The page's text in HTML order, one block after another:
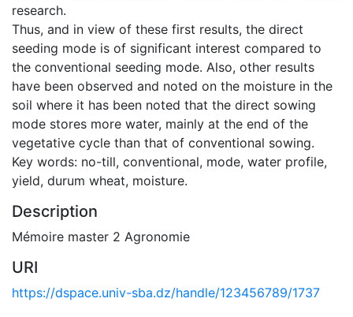
research.
Thus, and in view of these first results, the direct
seeding mode is of significant interest compared to
the conventional seeding mode. Also, other results
have been observed and noted on the moisture in the
soil where it has been noted that the direct sowing
mode stores more water, mainly at the end of the
vegetative cycle than that of conventional sowing.
Key words: no-till, conventional, mode, water profile,
yield, durum wheat, moisture.
Description
Mémoire master 2 Agronomie
URI
https://dspace.univ-sba.dz/handle/123456789/1737